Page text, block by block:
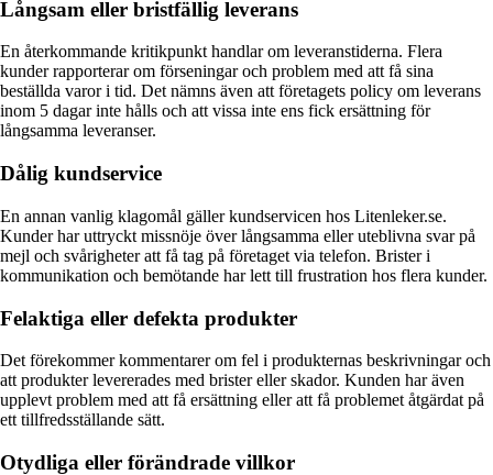
Långsam eller bristfällig leverans
En återkommande kritikpunkt handlar om leveranstiderna. Flera
kunder rapporterar om förseningar och problem med att få sina
beställda varor i tid. Det nämns även att företagets policy om leverans
inom 5 dagar inte hålls och att vissa inte ens fick ersättning för
långsamma leveranser.
Dålig kundservice
En annan vanlig klagomål gäller kundservicen hos Litenleker.se.
Kunder har uttryckt missnöje över långsamma eller uteblivna svar på
mejl och svårigheter att få tag på företaget via telefon. Brister i
kommunikation och bemötande har lett till frustration hos flera kunder.
Felaktiga eller defekta produkter
Det förekommer kommentarer om fel i produkternas beskrivningar och
att produkter levererades med brister eller skador. Kunden har även
upplevt problem med att få ersättning eller att få problemet åtgärdat på
ett tillfredsställande sätt.
Otydliga eller förändrade villkor